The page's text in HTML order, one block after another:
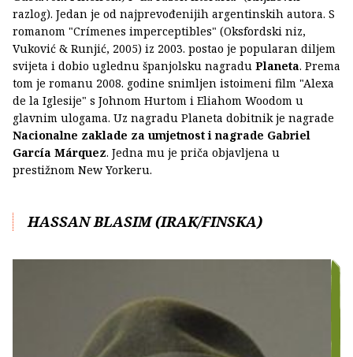
razlog). Jedan je od najprevođenijih argentinskih autora. S
romanom "Crímenes imperceptibles" (Oksfordski niz,
Vuković & Runjić, 2005) iz 2003. postao je popularan diljem
svijeta i dobio uglednu španjolsku nagradu Planeta. Prema
tom je romanu 2008. godine snimljen istoimeni film "Alexa
de la Iglesije" s Johnom Hurtom i Eliahom Woodom u
glavnim ulogama. Uz nagradu Planeta dobitnik je nagrade
Nacionalne zaklade za umjetnost i nagrade Gabriel
García Márquez. Jedna mu je priča objavljena u
prestižnom New Yorkeru.
HASSAN BLASIM (IRAK/FINSKA)